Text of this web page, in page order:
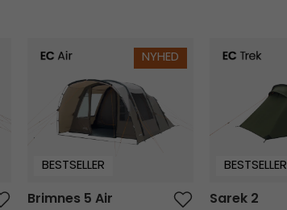
Brimnes 5 Air
NYHED
BESTSELLER
Brimnes 5 Air
Sarek 2
BESTSELLER
Sarek 2